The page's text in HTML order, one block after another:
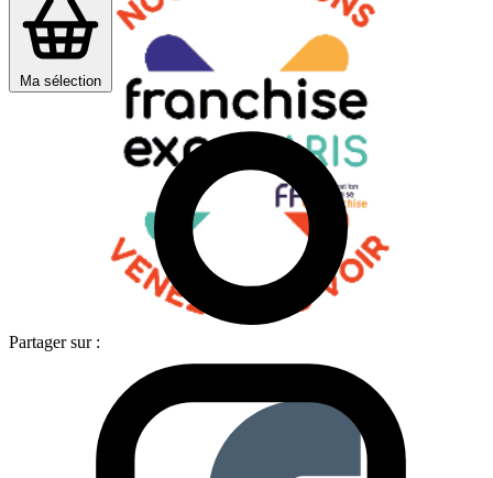
Ma sélection
Partager sur :